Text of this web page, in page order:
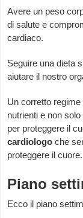
Avere un peso
di salute e
cardiaco.
Seguire una dieta
aiutare il nostro
Un corretto
nutrienti e non
per proteggere il
cardiologo che
proteggere il cuore.
Piano
Ecco il piano